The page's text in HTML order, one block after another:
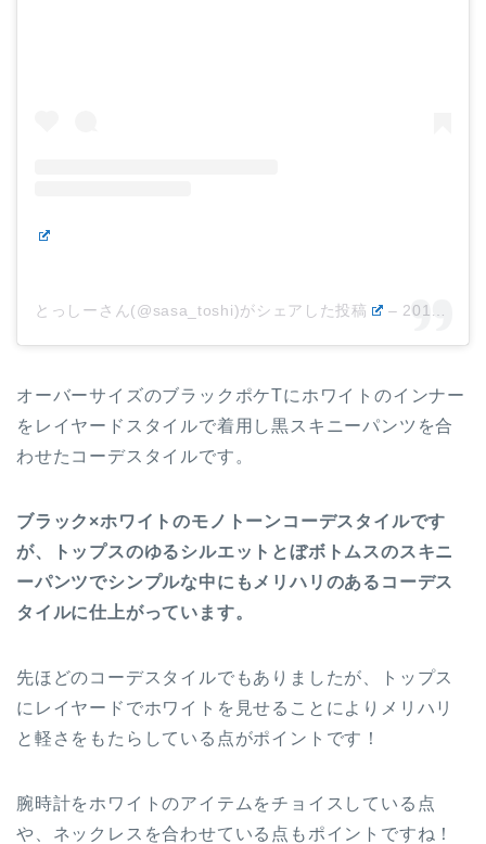
とっしーさん(@sasa_toshi)がシェアした投稿 – 2018年 7月月6日午前2時05分PDT
オーバーサイズのブラックポケTにホワイトのインナー
をレイヤードスタイルで着用し黒スキニーパンツを合
わせたコーデスタイルです。
ブラック×ホワイトのモノトーンコーデスタイルです
が、トップスのゆるシルエットとぼボトムスのスキニ
ーパンツでシンプルな中にもメリハリのあるコーデス
タイルに仕上がっています。
先ほどのコーデスタイルでもありましたが、トップス
にレイヤードでホワイトを見せることによりメリハリ
と軽さをもたらしている点がポイントです！
腕時計をホワイトのアイテムをチョイスしている点
や、ネックレスを合わせている点もポイントですね！